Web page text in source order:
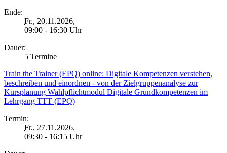
Ende:
Fr., 20.11.2026,
09:00 - 16:30 Uhr
Dauer:
5 Termine
Train the Trainer (EPQ) online: Digitale Kompetenzen verstehen,
beschreiben und einordnen - von der Zielgruppenanalyse zur
Kursplanung Wahlpflichtmodul Digitale Grundkompetenzen im
Lehrgang TTT (EPQ)
Termin:
Fr., 27.11.2026,
09:30 - 16:15 Uhr